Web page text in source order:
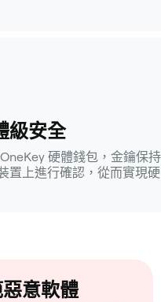
級安全
硬體錢包，金鑰保
置上進行確認，從而實現
惡意軟體